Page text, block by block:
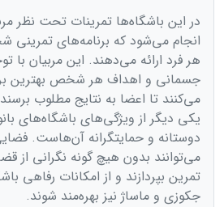
در این باشگاه‌ها تمرینات تحت نظر
انجام می‌شود که برنامه‌های
هر فرد ارائه می‌دهند. این مربیان با
جسمانی و اهداف هر شخص بهترین
می‌کنند تا اعضا به نتایج مطلوب
یکی دیگر از ویژگی‌های باشگاه‌های
دوستانه و حمایتگرانه آن‌هاست.
می‌توانند بدون هیچ گونه نگرانی از
تمرین بپردازند و از امکانات رفاهی
جکوزی و ماساژ نیز بهره‌مند شوند.